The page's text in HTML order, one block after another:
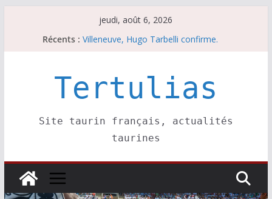
jeudi, août 6, 2026
Récents : Villeneuve, Hugo Tarbelli confirme.
Les brèves du jeudi 6 août
Les brèves du mercredi 5 août
Tertulias
Site taurin français, actualités
taurines